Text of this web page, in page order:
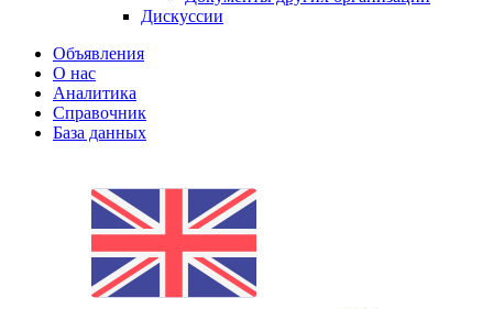
Дискуссии
Объявления
О нас
Аналитика
Справочник
База данных